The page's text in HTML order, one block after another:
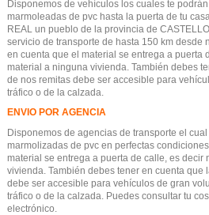
Disponemos de vehículos los cuales te
marmoleadas de pvc hasta la puerta de tu
REAL un pueblo de la provincia de
servicio de transporte de hasta 150 km desde
en cuenta que el material se entrega a puerta
material a ninguna vivienda. También debes
de nos remitas debe ser accesible para
tráfico o de la calzada.
ENVIO POR AGENCIA
Disponemos de agencias de transporte el
marmolizadas de pvc en perfectas
material se entrega a puerta de calle, es decir
vivienda. También debes tener en cuenta que
debe ser accesible para vehículos de gran
tráfico o de la calzada. Puedes consultar tu
electrónico.